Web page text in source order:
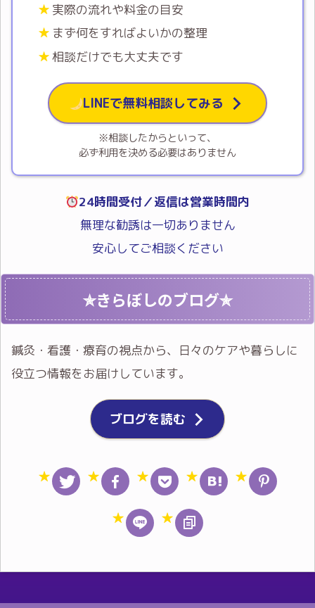
実際の流れや料金の目安
まず何をすればよいかの整理
相談だけでも大丈夫です
LINEで無料相談してみる
※相談したからといって、
必ず利用を決める必要はありません
24時間受付／返信は営業時間内
無理な勧誘は一切ありません
安心してご相談ください
✯きらぼしのブログ✯
鍼灸・看護・療育の視点から、日々のケアや暮らしに
役立つ情報をお届けしています。
ブログを読む